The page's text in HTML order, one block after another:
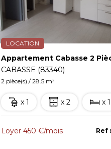
LOCATION
CABASSE (83340)
2 pièce(s) / 28.5 m²
x 1 x 2 x 1
Loyer 450 €/mois Ref